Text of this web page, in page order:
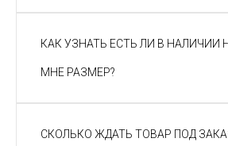
КАК УЗНАТЬ ЕСТЬ ЛИ В НАЛИЧИИ
МНЕ РАЗМЕР?
СКОЛЬКО ЖДАТЬ ТОВАР ПОД